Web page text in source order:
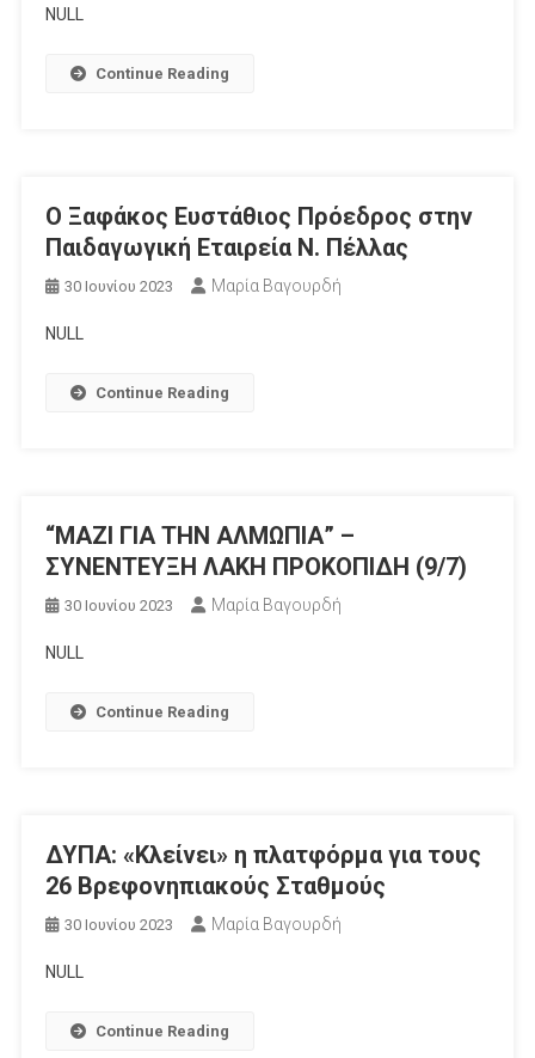
NULL
Continue Reading
Ο Ξαφάκος Ευστάθιος Πρόεδρος στην
Παιδαγωγική Εταιρεία Ν. Πέλλας
30 Ιουνίου 2023 Μαρία Βαγουρδή
NULL
Continue Reading
“ΜΑΖΙ ΓΙΑ ΤΗΝ ΑΛΜΩΠΙΑ” –
ΣΥΝΕΝΤΕΥΞΗ ΛΑΚΗ ΠΡΟΚΟΠΙΔΗ (9/7)
30 Ιουνίου 2023 Μαρία Βαγουρδή
NULL
Continue Reading
ΔΥΠΑ: «Κλείνει» η πλατφόρμα για τους
26 Βρεφονηπιακούς Σταθμούς
30 Ιουνίου 2023 Μαρία Βαγουρδή
NULL
Continue Reading